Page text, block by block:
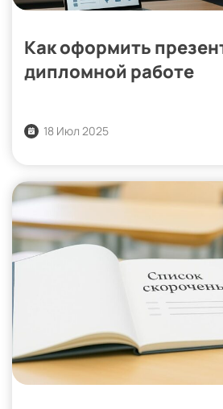
Как оформить
дипломной работе
18 Июл 2025